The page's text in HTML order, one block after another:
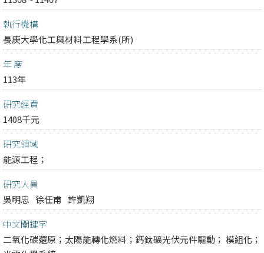
執行機構
長庚大學化工與材料工程學系(所)
年 度
113年
研究經費
1408千元
研究領域
能源工程；
研究人員
吳明忠 徐任甫 許凱翔
中文關鍵字
二氧化碳還原；太陽能轉化燃料；鈣鈦礦光伏元件驅動； 模組化；